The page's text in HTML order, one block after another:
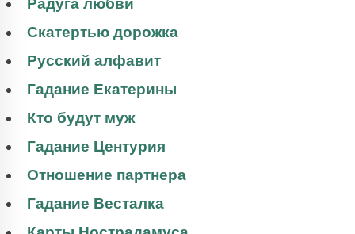
Радуга любви
Скатертью дорожка
Русский алфавит
Гадание Екатерины
Кто будут муж
Гадание Центурия
Отношение партнера
Гадание Весталка